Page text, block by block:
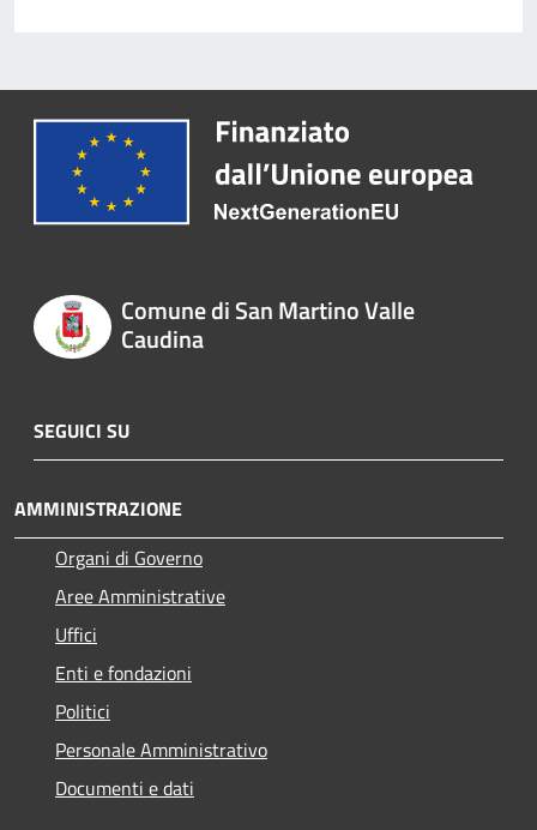
Comune di San Martino Valle
Caudina
SEGUICI SU
AMMINISTRAZIONE
Organi di Governo
Aree Amministrative
Uffici
Enti e fondazioni
Politici
Personale Amministrativo
Documenti e dati